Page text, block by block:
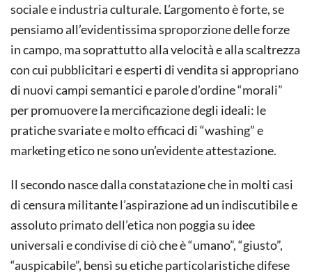
sociale e industria culturale. L’argomento è forte, se
pensiamo all’evidentissima sproporzione delle forze
in campo, ma soprattutto alla velocità e alla scaltrezza
con cui pubblicitari e esperti di vendita si appropriano
di nuovi campi semantici e parole d’ordine “morali”
per promuovere la mercificazione degli ideali: le
pratiche svariate e molto efficaci di “washing” e
marketing etico ne sono un’evidente attestazione.
Il secondo nasce dalla constatazione che in molti casi
di censura militante l’aspirazione ad un indiscutibile e
assoluto primato dell’etica non poggia su idee
universali e condivise di ciò che è “umano”, “giusto”,
“auspicabile”, bensì su etiche particolaristiche difese